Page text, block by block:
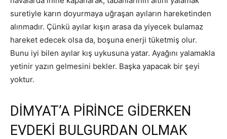
suretiyle karın doyurmaya uğraşan ayıların hareketinden
alınmadır. Çünkü ayılar kışın arasa da yiyecek bulamaz
hareket edecek olsa da, boşuna enerji tüketmiş olur.
Bunu iyi bilen ayılar kış uykusuna yatar. Ayağını yalamakla
yetinir yazın gelmesini bekler. Başka yapacak bir şeyi
yoktur.
DİMYAT’A PİRİNCE GİDERKEN
EVDEKİ BULGURDAN OLMAK